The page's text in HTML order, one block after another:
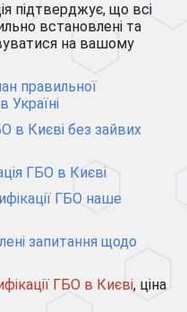
підтверджує, що всі
встановлені та
на вашому
правильної
Україні
в Києві без зайвих
ГБО в Києві
ГБО наше
запитання щодо
ГБО в Києві, ціна